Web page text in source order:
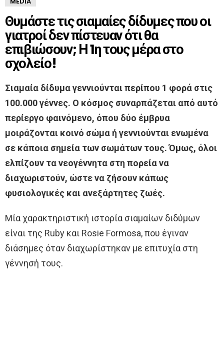
Θυμάστε τις σιαμαίες δίδυμες που οι
γιατροί δεν πίστευαν ότι θα
επιβιώσουν; Η 1η τους μέρα στο
σχολείο!
Σιαμαία δίδυμα γεννιούνται περίπου 1 φορά στις
100.000 γέννες. Ο κόσμος συναρπάζεται από αυτό
περίεργο φαινόμενο, όπου δύο έμβρυα
μοιράζονται κοινό σώμα ή γεννιούνται ενωμένα
σε κάποια σημεία των σωμάτων τους. Όμως, όλοι
ελπίζουν τα νεογέννητα στη πορεία να
διαχωριστούν, ώστε να ζήσουν κάπως
φυσιολογικές και ανεξάρτητες ζωές.
Μία χαρακτηριστική ιστορία σιαμαίων διδύμων
είναι της Ruby και Rosie Formosa, που έγιναν
διάσημες όταν διαχωρίστηκαν με επιτυχία στη
γέννησή τους.